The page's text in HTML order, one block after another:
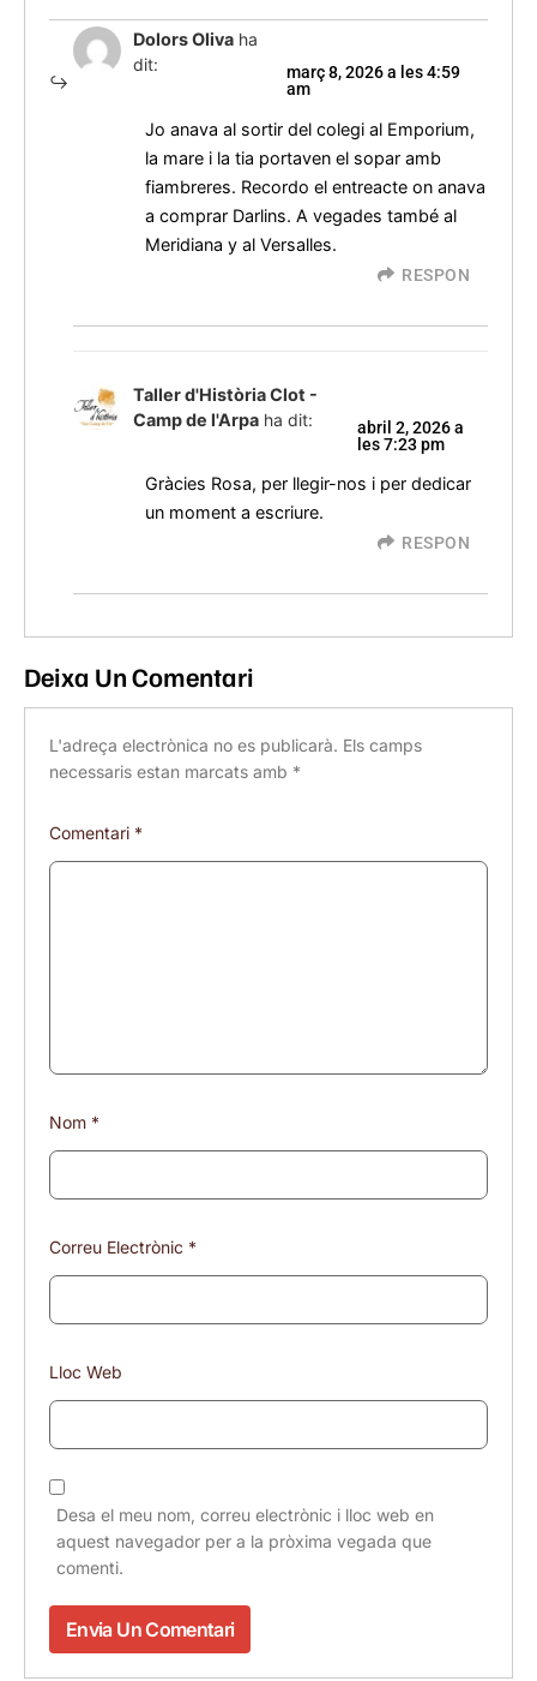
Dolors Oliva ha
dit:
març 8, 2026 a les 4:59
am
Jo anava al sortir del colegi al Emporium,
la mare i la tia portaven el sopar amb
fiambreres. Recordo el entreacte on anava
a comprar Darlins. A vegades també al
Meridiana y al Versalles.
RESPON
Taller d'Història Clot -
Camp de l'Arpa ha dit:
abril 2, 2026 a
les 7:23 pm
Gràcies Rosa, per llegir-nos i per dedicar
un moment a escriure.
RESPON
Deixa Un Comentari
L'adreça electrònica no es publicarà. Els camps
necessaris estan marcats amb *
Comentari *
Nom *
Correu Electrònic *
Lloc Web
Desa el meu nom, correu electrònic i lloc web en
aquest navegador per a la pròxima vegada que
comenti.